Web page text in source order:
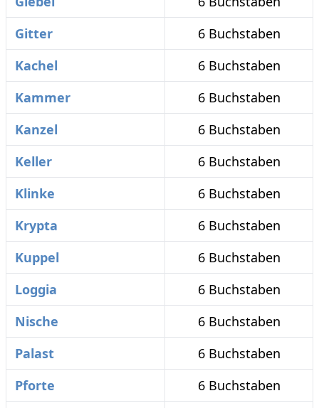
Gitter
6 Buchstaben
Kachel
6 Buchstaben
Kammer
6 Buchstaben
Kanzel
6 Buchstaben
Keller
6 Buchstaben
Klinke
6 Buchstaben
Krypta
6 Buchstaben
Kuppel
6 Buchstaben
Loggia
6 Buchstaben
Nische
6 Buchstaben
Palast
6 Buchstaben
Pforte
6 Buchstaben